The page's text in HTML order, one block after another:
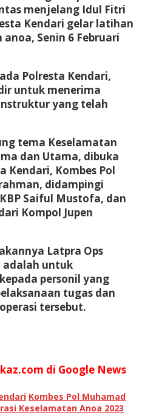
menjelang Idul Fitri
Kendari gelar latihan
Senin 6 Februari
Polresta Kendari,
untuk menerima
yang telah
tema Keselamatan
dan Utama, dibuka
Kendari, Kombes Pol
didampingi
Saiful Mustofa, dan
Kompol Jupen
Latpra Ops
adalah untuk
personil yang
tugas dan
tersebut.
di Google News
Kombes Pol Muhamad
Keselamatan Anoa 2023